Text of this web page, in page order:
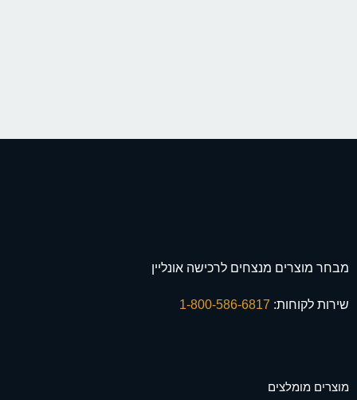
מבחר מוצרים מנצחים לרכישה אונליין
שירות לקוחות:
מוצרים מומלצים